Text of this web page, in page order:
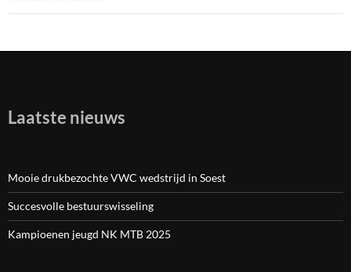
Laatste nieuws
Mooie drukbezochte VWC wedstrijd in Soest
Succesvolle bestuurswisseling
Kampioenen jeugd NK MTB 2025